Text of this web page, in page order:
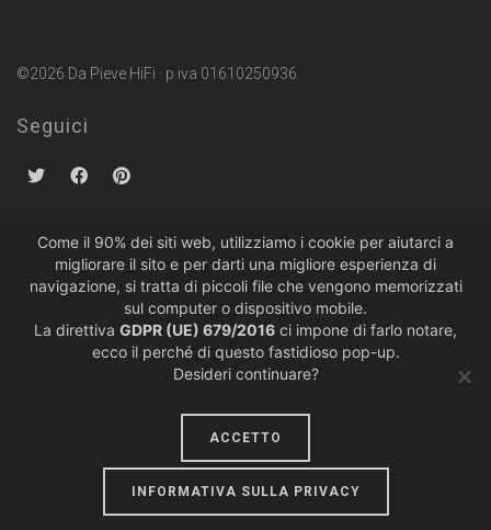
©2026 Da Pieve HiFi · p.iva 01610250936
Seguici
Politiche sulla Privacy· Condizioni di Vendita
design by
Come il 90% dei siti web, utilizziamo i cookie per aiutarci a
migliorare il sito e per darti una migliore esperienza di
navigazione, si tratta di piccoli file che vengono memorizzati
sul computer o dispositivo mobile.
La direttiva GDPR (UE) 679/2016 ci impone di farlo notare,
ecco il perché di questo fastidioso pop-up.
Desideri continuare?
ACCETTO
INFORMATIVA SULLA PRIVACY